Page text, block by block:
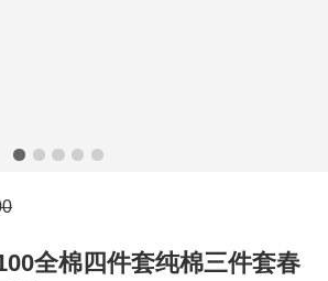
全棉四件套纯棉三件套春